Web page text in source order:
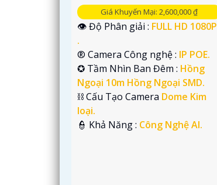
Giá Khuyến Mại: 2,600,000 ₫
👁 Độ Phân giải : FULL HD 1080P
.
®️ Camera Công nghệ : IP POE.
✪ Tầm Nhìn Ban Đêm : Hồng
Ngoại 10m Hồng Ngoại SMD.
⛓ Cấu Tạo Camera Dome Kim
loại.
️👮 Khả Năng : Công Nghệ AI.